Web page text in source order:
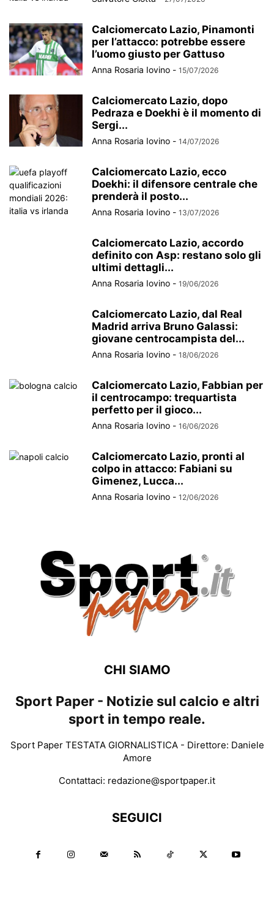
Calciomercato Lazio, Pinamonti
per l’attacco: potrebbe essere
l’uomo giusto per Gattuso
Anna Rosaria Iovino - 15/07/2026
Calciomercato Lazio, dopo
Pedraza e Doekhi è il momento di
Sergi...
Anna Rosaria Iovino - 14/07/2026
Calciomercato Lazio, ecco
Doekhi: il difensore centrale che
prenderà il posto...
Anna Rosaria Iovino - 13/07/2026
Calciomercato Lazio, accordo
definito con Asp: restano solo gli
ultimi dettagli...
Anna Rosaria Iovino - 19/06/2026
Calciomercato Lazio, dal Real
Madrid arriva Bruno Galassi:
giovane centrocampista del...
Anna Rosaria Iovino - 18/06/2026
Calciomercato Lazio, Fabbian per
il centrocampo: trequartista
perfetto per il gioco...
Anna Rosaria Iovino - 16/06/2026
Calciomercato Lazio, pronti al
colpo in attacco: Fabiani su
Gimenez, Lucca...
Anna Rosaria Iovino - 12/06/2026
CHI SIAMO
Sport Paper - Notizie sul calcio e altri
sport in tempo reale.
Sport Paper TESTATA GIORNALISTICA - Direttore: Daniele
Amore
Contattaci: redazione@sportpaper.it
SEGUICI